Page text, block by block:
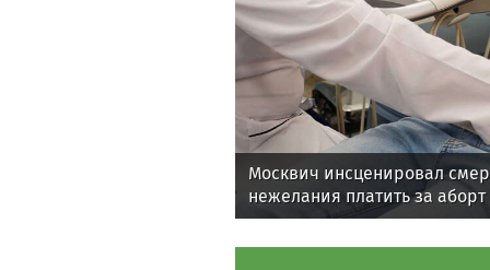
Москвич инсценировал
нежелания платить за